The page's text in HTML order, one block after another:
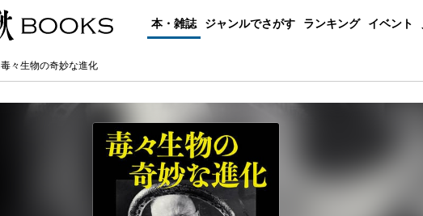
本・雑誌 ジャンルでさがす ランキング イベント
毒々生物の奇妙な進化